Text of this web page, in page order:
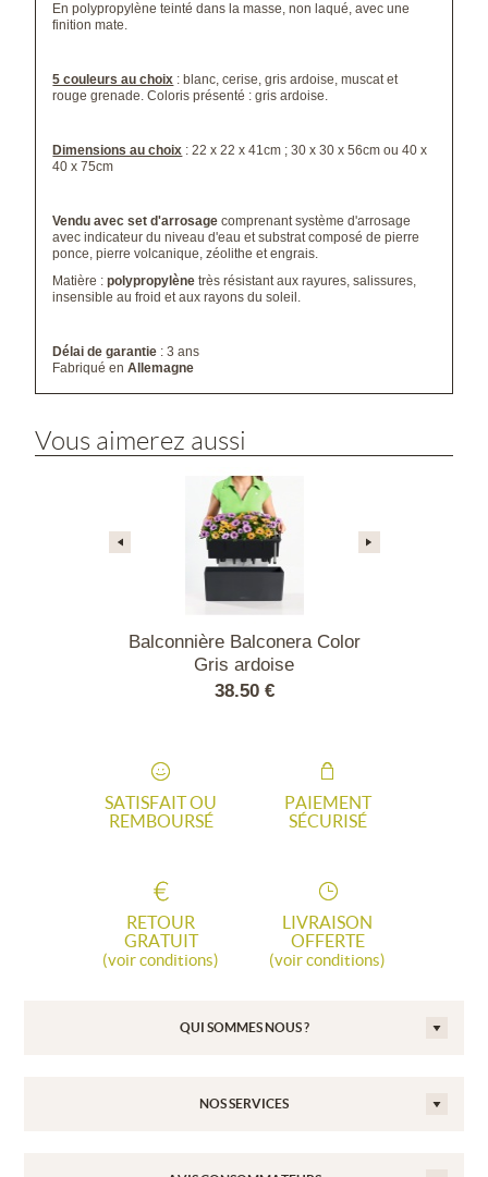
En polypropylène teinté dans la masse, non laqué, avec une
finition mate.
5 couleurs au choix : blanc, cerise, gris ardoise, muscat et
rouge grenade. Coloris présenté : gris ardoise.
Dimensions au choix : 22 x 22 x 41cm ; 30 x 30 x 56cm ou 40 x
40 x 75cm
Vendu avec set d'arrosage comprenant système d'arrosage
avec indicateur du niveau d'eau et substrat composé de pierre
ponce, pierre volcanique, zéolithe et engrais.
Matière :polypropylène très résistant aux rayures, salissures,
insensible au froid et aux rayons du soleil.
Délai de garantie : 3 ans
Fabriqué enAllemagne
Vous aimerez aussi
Balconnière Balconera Color
Gris ardoise
38.50 €
SATISFAIT OU
REMBOURSÉ
PAIEMENT
SÉCURISÉ
RETOUR
GRATUIT
(voir conditions)
LIVRAISON
OFFERTE
(voir conditions)
QUI SOMMES NOUS ?
NOS SERVICES